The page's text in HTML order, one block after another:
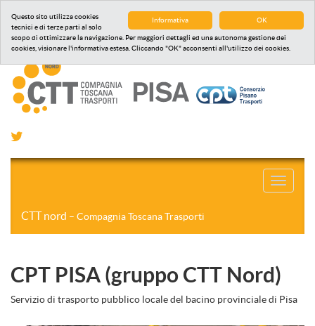
OK
Informativa
Questo sito utilizza cookies
tecnici e di terze parti al solo
scopo di ottimizzare la navigazione. Per maggiori dettagli ed una autonoma gestione dei
cookies, visionare l'informativa estesa. Cliccando "OK" acconsenti all'utilizzo dei cookies.
Toggle
CTT nord – Compagnia Toscana Trasporti
CPT PISA (gruppo CTT Nord)
Servizio di trasporto pubblico locale del bacino provinciale di Pisa